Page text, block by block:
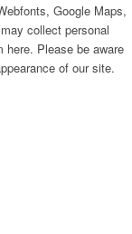
Google Maps,
collect personal
Please be aware
of our site.